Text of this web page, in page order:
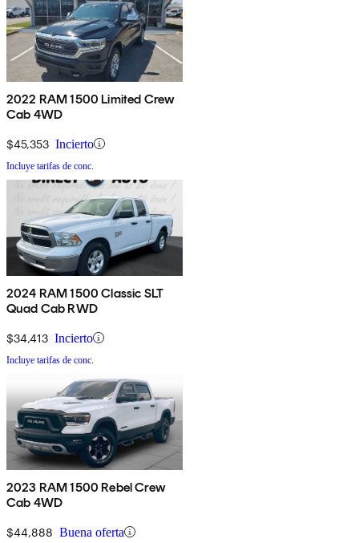
2022 RAM 1500 Limited Crew
Cab 4WD
$45,353 Incierto
Incluye tarifas de conc.
2024 RAM 1500 Classic SLT
Quad Cab RWD
$34,413 Incierto
Incluye tarifas de conc.
2023 RAM 1500 Rebel Crew
Cab 4WD
$44,888 Buena oferta